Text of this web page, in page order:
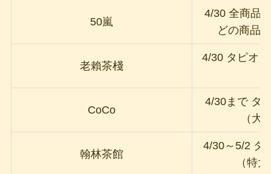
50嵐
4/30 全商品
どの商品
老賴茶棧
4/30 タピオ
CoCo
4/30まで タ
（大
翰林茶館
4/30～5/2 タ
（特